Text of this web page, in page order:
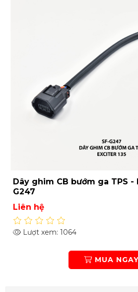
Dây ghim CB bướm ga TPS -
G247
Liên hệ
Lượt xem: 1064
MUA NGAY